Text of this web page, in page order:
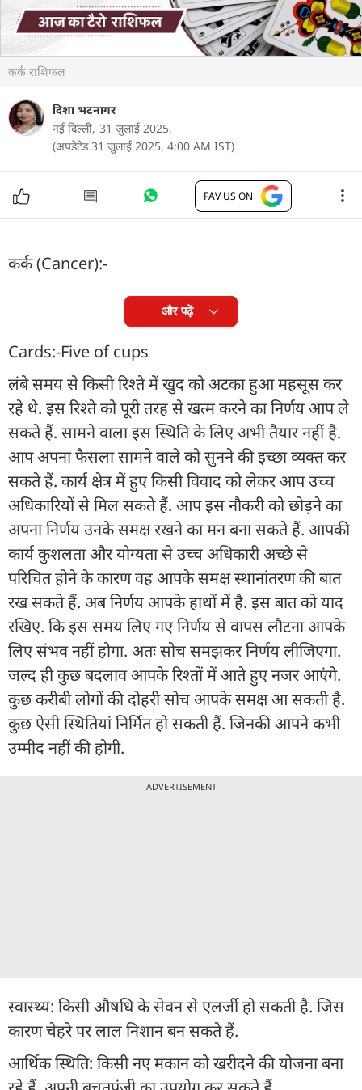
कर्क राशिफल
दिशा भटनागर
नई दिल्ली, 31 जुलाई 2025,
(अपडेटेड 31 जुलाई 2025, 4:00 AM IST)
FAV US ON
कर्क (Cancer):-
और पढ़ें
Cards:-Five of cups
लंबे समय से किसी रिश्ते में खुद को अटका हुआ महसूस कर
रहे थे. इस रिश्ते को पूरी तरह से खत्म करने का निर्णय आप ले
सकते हैं. सामने वाला इस स्थिति के लिए अभी तैयार नहीं है.
आप अपना फैसला सामने वाले को सुनने की इच्छा व्यक्त कर
सकते हैं. कार्य क्षेत्र में हुए किसी विवाद को लेकर आप उच्च
अधिकारियों से मिल सकते हैं. आप इस नौकरी को छोड़ने का
अपना निर्णय उनके समक्ष रखने का मन बना सकते हैं. आपकी
कार्य कुशलता और योग्यता से उच्च अधिकारी अच्छे से
परिचित होने के कारण वह आपके समक्ष स्थानांतरण की बात
रख सकते हैं. अब निर्णय आपके हाथों में है. इस बात को याद
रखिए. कि इस समय लिए गए निर्णय से वापस लौटना आपके
लिए संभव नहीं होगा. अतः सोच समझकर निर्णय लीजिएगा.
जल्द ही कुछ बदलाव आपके रिश्तों में आते हुए नजर आएंगे.
कुछ करीबी लोगों की दोहरी सोच आपके समक्ष आ सकती है.
कुछ ऐसी स्थितियां निर्मित हो सकती हैं. जिनकी आपने कभी
उम्मीद नहीं की होगी.
ADVERTISEMENT
स्वास्थ्य: किसी औषधि के सेवन से एलर्जी हो सकती है. जिस
कारण चेहरे पर लाल निशान बन सकते हैं.
आर्थिक स्थिति: किसी नए मकान को खरीदने की योजना बना